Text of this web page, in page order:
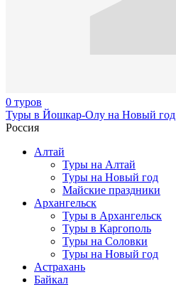
0 туров
Туры в Йошкар-Олу на Новый год
Россия
Алтай
Туры на Алтай
Туры на Новый год
Майские праздники
Архангельск
Туры в Архангельск
Туры в Каргополь
Туры на Соловки
Туры на Новый год
Астрахань
Байкал